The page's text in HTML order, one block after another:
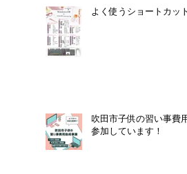
よく使うショートカッ
吹田市子供の習い事費
参加しています！